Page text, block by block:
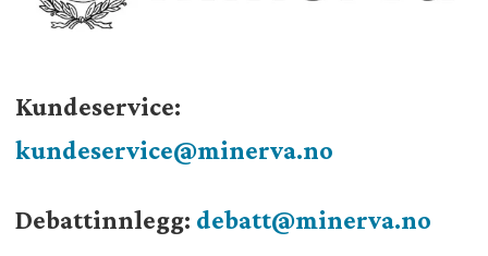
Kundeservice:
kundeservice@minerva.no
Debattinnlegg: debatt@minerva.no